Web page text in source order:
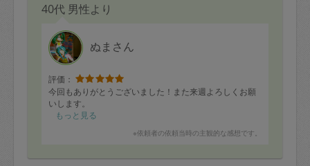
40代 男性より
ぬまさん
評価：
今回もありがとうございました！また来週よろしくお願
いします。
もっと見る
※依頼者の依頼当時の主観的な感想です。